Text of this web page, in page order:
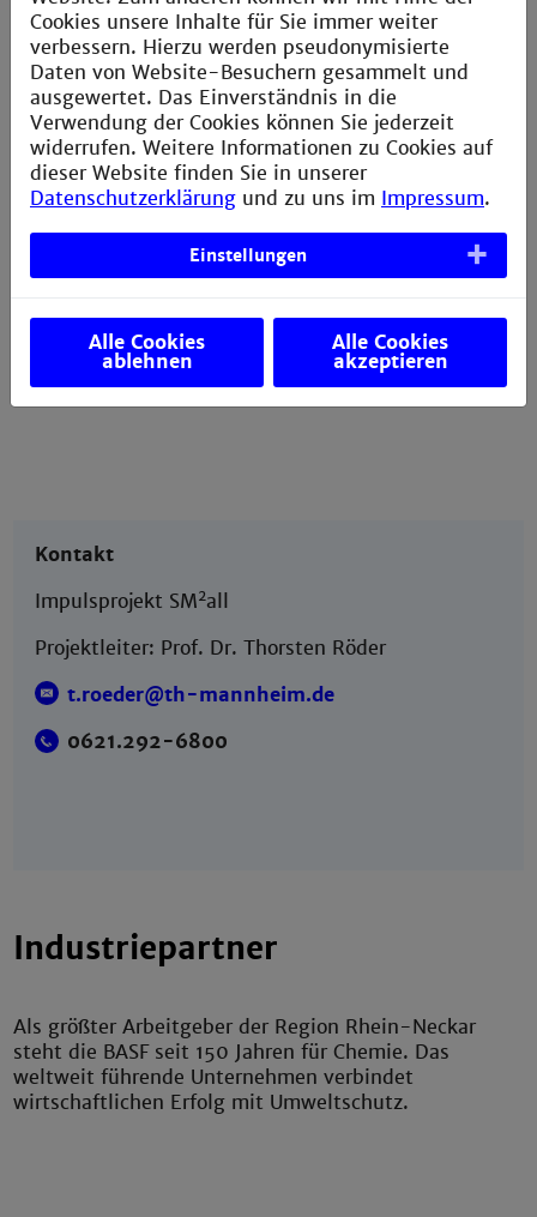
Prof. Dr. Mathias Hafner
Hochschule Mannheim
Torsten Klement
Hochschule
Mannheim
Prof. Dr. Matthias Rädle
Hochschule Mannheim
Prof. Dr. Rüdiger Rudolf
Hochschule Mannheim
Kontakt
Impulsprojekt SM2all
Projektleiter: Prof. Dr. Thorsten Röder
t.roeder@th-mannheim.de
0621.292-6800
Industriepartner
Als größter Arbeitgeber der Region Rhein-Neckar
steht die BASF seit 150 Jahren für Chemie. Das
weltweit führende Unternehmen verbindet
wirtschaftlichen Erfolg mit Umweltschutz.
Cookies unsere Inhalte für Sie immer weiter
verbessern. Hierzu werden pseudonymisierte
Daten von Website-Besuchern gesammelt und
ausgewertet. Das Einverständnis in die
Verwendung der Cookies können Sie jederzeit
widerrufen. Weitere Informationen zu Cookies auf
dieser Website finden Sie in unserer
Datenschutzerklärung und zu uns im Impressum.
Einstellungen
Alle Cookies
ablehnen
Alle Cookies
akzeptieren